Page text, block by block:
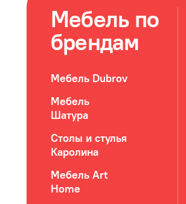
Мебель по
брендам
Мебель Dubrov
Мебель
Шатура
Столы и стулья
Каролина
Мебель Art
Home